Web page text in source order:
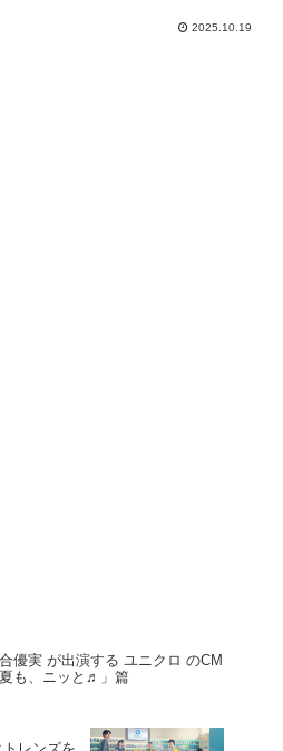
2025.10.19
優実 が出演する ユニクロ のCM
夏も、ニッと♬」篇